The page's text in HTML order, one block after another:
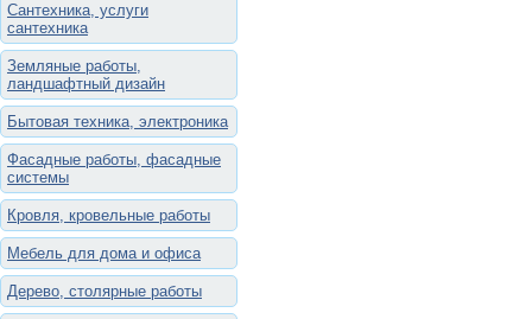
Сантехника, услуги
сантехника
Земляные работы,
ландшафтный дизайн
Бытовая техника, электроника
Фасадные работы, фасадные
системы
Кровля, кровельные работы
Мебель для дома и офиса
Дерево, столярные работы